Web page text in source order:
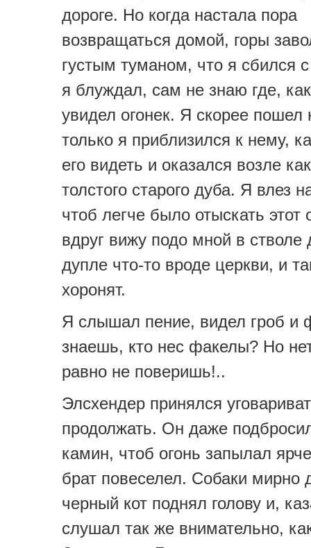
дороге. Но когда настала пора
возвращаться домой, горы
густым туманом, что я сбился
я блуждал, сам не знаю где,
увидел огонек. Я скорее пошел
только я приблизился к нему,
его видеть и оказался возле
толстого старого дуба. Я влез
чтоб легче было отыскать этот
вдруг вижу подо мной в стволе
дупле что-то вроде церкви, и
хоронят.
Я слышал пение, видел гроб и
знаешь, кто нес факелы? Но
равно не поверишь!..
Элсхендер принялся
продолжать. Он даже
камин, чтоб огонь запылал
брат повеселел. Собаки мирно
черный кот поднял голову и,
слушал так же внимательно,